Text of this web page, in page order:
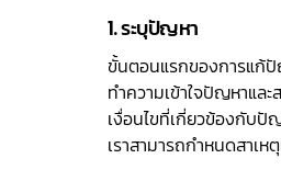
1. ระบุปัญหา
ขั้นตอนแรกของการแก้
ทำความเข้าใจปัญหาแ
เงื่อนไขที่เกี่ยวข้องกับปั
เราสามารถกำหนดสาเ